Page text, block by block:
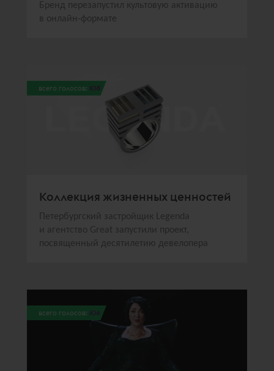
Бренд перезапустил культовую активацию
в онлайн-формате
всего голосов: 108
Коллекция жизненных ценностей
Петербургский застройщик Legenda
и агентство Great запустили проект,
посвященный десятилетию девелопера
всего голосов: 106